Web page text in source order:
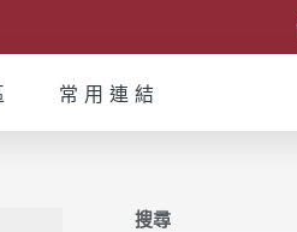
常用連結
搜尋